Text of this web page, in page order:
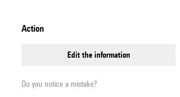
action
edit the information
Do you notice a mistake?